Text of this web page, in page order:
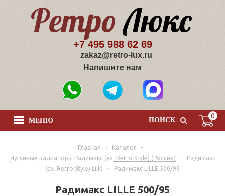
+7 495 988 62 69
zakaz@retro-lux.ru
Напишите нам
0
ПОИСК
МЕНЮ
Главная - Каталог
-
Чугунные радиаторы Радимакс (ex. Retro Style) (Россия)
-
Радимакс
(ex. Retro Style) Lille
- Радимакс LILLE 500/95
Радимакс LILLE 500/95